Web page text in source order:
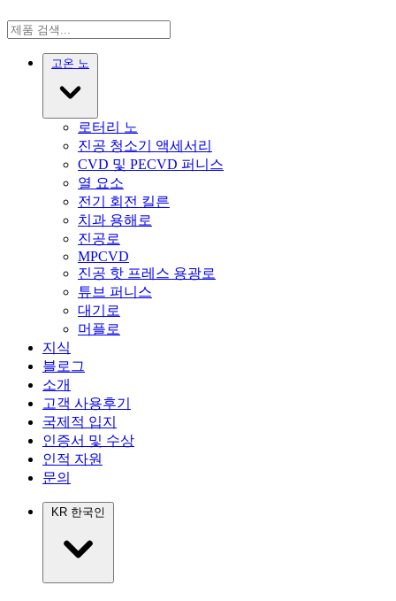
고온 노
로터리 노
진공 청소기 액세서리
CVD 및 PECVD 퍼니스
열 요소
전기 회전 킬른
치과 용해로
진공로
MPCVD
진공 핫 프레스 용광로
튜브 퍼니스
대기로
머플로
지식
블로그
소개
고객 사용후기
국제적 입지
인증서 및 수상
인적 자원
문의
KR 한국인